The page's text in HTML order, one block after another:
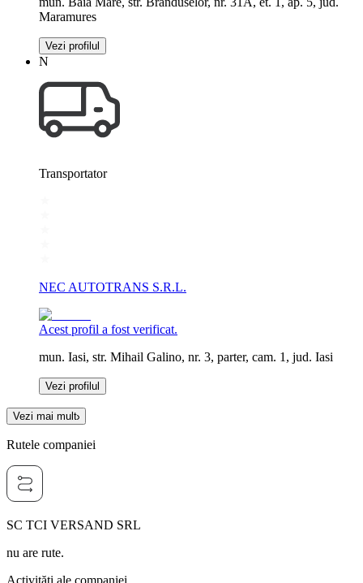
Maramures
Vezi profilul
N
Transportator
NEC AUTOTRANS S.R.L.
Acest profil a fost verificat.
mun. Iasi, str. Mihail Galino, nr. 3, parter, cam. 1, jud. Iasi
Vezi profilul
Vezi mai mult
Rutele companiei
SC TCI VERSAND SRL
nu are rute.
Activități ale companiei